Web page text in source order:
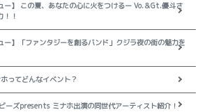
ー】 この夏、あなたの心に火をつけるー Vo.＆Gt.優斗さ
！！
ー】「ファンタジーを創るバンド」クジラ夜の街の魅力を
ってどんなイベント？
ーズpresents ミナホ出演の同世代アーティスト紹介！